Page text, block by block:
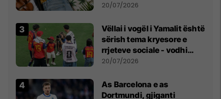
20/07/2026
Vëllai i vogël i Yamalit është
sërish tema kryesore e
rrjeteve sociale - vodhi
vëmendjen pas finales së
20/07/2026
As Barcelona e as
Dortmundi, gjiganti